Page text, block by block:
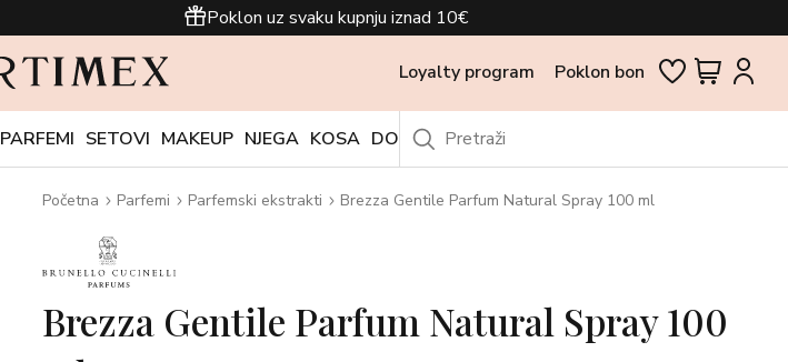
Poklon uz svaku kupnju iznad 10€
Loyalty program Poklon bon
PARFEMI SETOVI MAKEUP NJEGA KOSA DODACI OUTLET
Početna Parfemi Parfemski ekstrakti Brezza Gentile Parfum Natural Spray 100 ml
Brezza Gentile Parfum Natural Spray 100